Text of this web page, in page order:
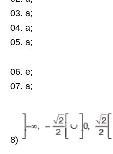
03. a;
04. a;
05. a;
06. e;
07. a;
8)